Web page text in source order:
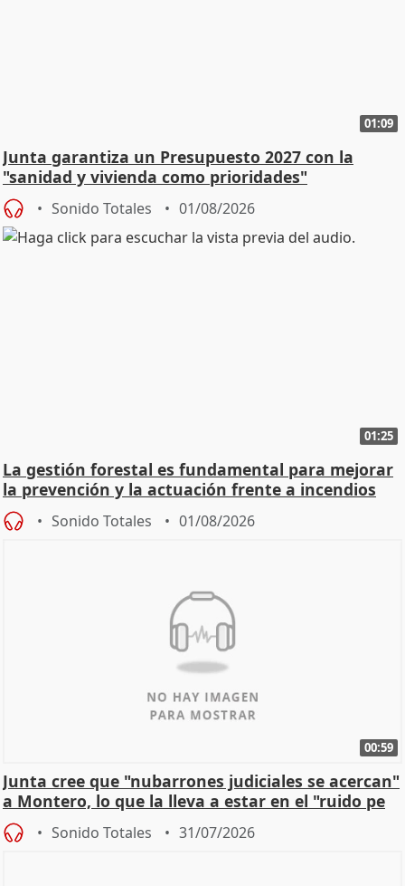
01:09
Junta garantiza un Presupuesto 2027 con la
"sanidad y vivienda como prioridades"
Sonido Totales 01/08/2026
01:25
La gestión forestal es fundamental para mejorar
la prevención y la actuación frente a incendios
Sonido Totales 01/08/2026
00:59
Junta cree que "nubarrones judiciales se acercan"
a Montero, lo que la lleva a estar en el "ruido pe
Sonido Totales 31/07/2026